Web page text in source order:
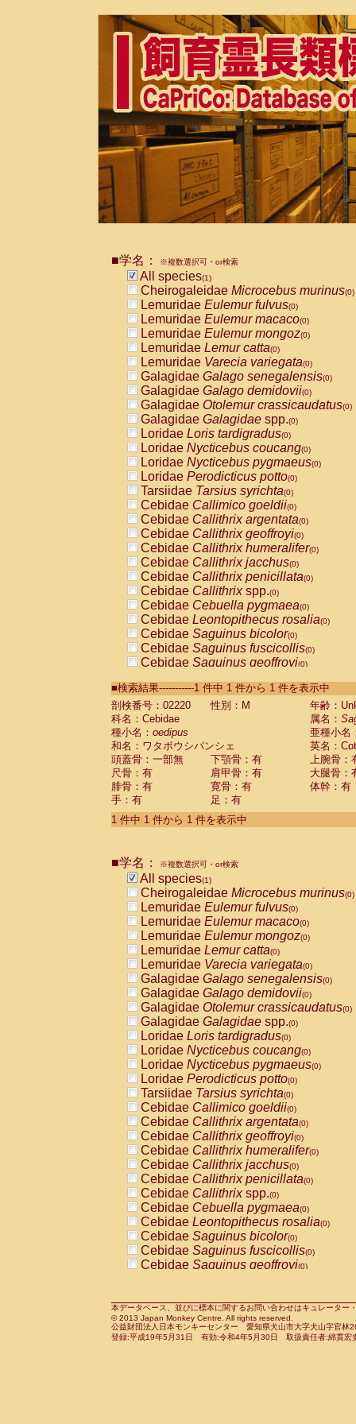
■学名： ※複数選択可・or検索
All species(1)
Cheirogaleidae Microcebus murinus(0)
Lemuridae Eulemur fulvus(0)
Lemuridae Eulemur macaco(0)
Lemuridae Eulemur mongoz(0)
Lemuridae Lemur catta(0)
Lemuridae Varecia variegata(0)
Galagidae Galago senegalensis(0)
Galagidae Galago demidovii(0)
Galagidae Otolemur crassicaudatus(0)
Galagidae Galagidae spp.(0)
Loridae Loris tardigradus(0)
Loridae Nycticebus coucang(0)
Loridae Nycticebus pygmaeus(0)
Loridae Perodicticus potto(0)
Tarsiidae Tarsius syrichta(0)
Cebidae Callimico goeldii(0)
Cebidae Callithrix argentata(0)
Cebidae Callithrix geoffroyi(0)
Cebidae Callithrix humeralifer(0)
Cebidae Callithrix jacchus(0)
Cebidae Callithrix penicillata(0)
Cebidae Callithrixspp.(0)
Cebidae Cebuella pygmaea(0)
Cebidae Leontopithecus rosalia(0)
Cebidae Saguinus bicolor(0)
Cebidae Saguinus fuscicollis(0)
Cebidae Saguinus geoffroyi(0)
CebidaeSaguinus labiatus(0)
Cebidae Saguinus leucopus (0)
Cebidae
Cebidae
CebidaeSaguinus nigricollis (0)
Cebidae Saguinus oedipus
Cebidae Saguinus weddelli
Cebidae Saguinusspp.
Cebidae Aotus trivirgatus
Cebidae Cebus albifrons
CebidaeCebus nigrivittatus
CebidaeCebus
CebidaeSaimiri boliviensis(0)
CebidaeSaimiri sciureus(0)
AtelidaeAlouatta caraya(0)
AtelidaeAlouatta fusca(0)
AtelidaeAlouatta seniculus
AtelidaeAlouattaspp.(0)
AtelidaeAteles belzebuth(0)
AtelidaeAteles geoffroyi(0)
AtelidaeAteles paniscus(0)
AtelidaeAtelesspp.(0)
Atelidae Lagothrix lagothricha
AtelidaeLagothrix lagothricha cana
PitheciidaeCacajao calvus
PitheciidaeCallicebus cupreus
PitheciidaeCallicebus donacophilus
PitheciidaeCallicebus moloch
PitheciidaeCallicebus torquatus
PitheciidaeCallicebusspp.(0)
PitheciidaeChiropotes satanas(0)
PitheciidaePithecia monachus
PitheciidaePithecia pithecia(0)
CercopithecidaeCercocebus agilis
CercopithecidaeCercocebus
CercopithecidaeCercocebus
CercopithecidaeCercocebus
CercopithecidaeCercocebus
CercopithecidaeCercocebushybrid
CercopithecidaePapio anubis(0)
CercopithecidaePapio cynocephalus
CercopithecidaePapio hamadryas(0)
■検索結果-----------1 件中 1 件から 1 件を表示中
剖検番号：02220
性別：M
年齢：
科名：Cebidae
属名：
種小名： oedipus
亜種小名
和名：ワタボウシパンシェ
英名：
頭蓋骨：一部無
下顎骨：有
上腕骨：
尺骨：有
肩甲骨：有
大腿骨：
腓骨：有
寛骨：有
体幹：有
手：有
足：有
1 件中 1 件から 1 件を表示中
■学名： ※複数選択可・or検索
All species(1)
Cheirogaleidae Microcebus murinus(0)
Lemuridae Eulemur fulvus(0)
Lemuridae Eulemur macaco(0)
Lemuridae Eulemur mongoz(0)
Lemuridae Lemur catta(0)
Lemuridae Varecia variegata(0)
Galagidae Galago senegalensis(0)
Galagidae Galago demidovii(0)
Galagidae Otolemur crassicaudatus(0)
Galagidae Galagidae spp.(0)
Loridae Loris tardigradus(0)
Loridae Nycticebus coucang(0)
Loridae Nycticebus pygmaeus(0)
Loridae Perodicticus potto(0)
Tarsiidae Tarsius syrichta(0)
Cebidae Callimico goeldii(0)
Cebidae Callithrix argentata(0)
Cebidae Callithrix geoffroyi(0)
Cebidae Callithrix humeralifer(0)
Cebidae Callithrix jacchus(0)
Cebidae Callithrix penicillata(0)
Cebidae Callithrixspp.(0)
Cebidae Cebuella pygmaea(0)
Cebidae Leontopithecus rosalia(0)
Cebidae Saguinus bicolor(0)
Cebidae Saguinus fuscicollis(0)
Cebidae Saguinus geoffroyi(0)
CebidaeSaguinus leucopus(0)
CebidaeSaguinus midas(0)
Cebidae Saguinus mystax(0)
本データベース、並びに標本に関するお問い合わせはキュレータ
© 2013 Japan Monkey Centre. All rights reserved.
公益財団法人日本モンキーセンター 愛知県犬山市大字犬山字官
登録:平成19年5月31日 有効:令和4年5月30日 取扱責任者:綿貫宏